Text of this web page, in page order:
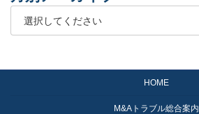
HOME
M&Aトラブル総合案内